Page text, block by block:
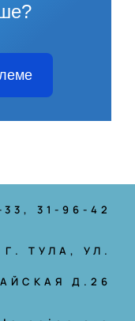
31-96-42
Г. ТУЛА, УЛ.
Д.26